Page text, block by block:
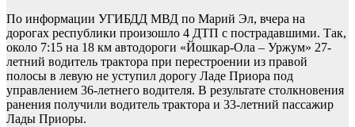
По информации УГИБДД МВД по Марий Эл, вчера на
дорогах республики произошло 4 ДТП с пострадавшими. Так,
около 7:15 на 18 км автодороги «Йошкар-Ола – Уржум» 27-
летний водитель трактора при перестроении из правой
полосы в левую не уступил дорогу Ладе Приора под
управлением 36-летнего водителя. В результате столкновения
ранения получили водитель трактора и 33-летний пассажир
Лады Приоры.